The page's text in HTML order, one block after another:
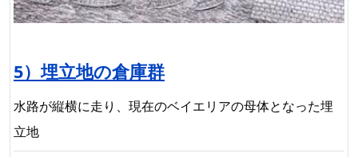
5）埋立地の倉庫群
水路が縦横に走り、現在のベイエリアの母体となった埋
立地